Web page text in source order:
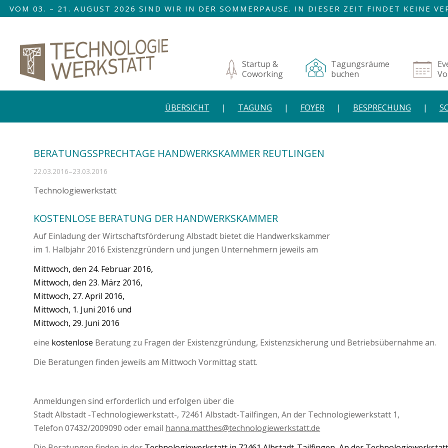
VOM 03. – 21. AUGUST 2026 SIND WIR IN DER SOMMERPAUSE. IN DIESER ZEIT FINDET KEINE
Startup &
Coworking
Tagungsräume
buchen
ÜBERSICHT TAGUNG FOYER BESPRECHUNG
BERATUNGSSPRECHTAGE HANDWERKSKAMMER REUTLINGEN
22.03.2016–23.03.2016
Technologiewerkstatt
KOSTENLOSE BERATUNG DER HANDWERKSKAMMER
Auf Einladung der Wirtschaftsförderung Albstadt bietet die Handwerkskammer
im 1. Halbjahr 2016 Existenzgründern und jungen Unternehmern jeweils am
Mittwoch, den 24. Februar 2016,
Mittwoch, den 23. März 2016,
Mittwoch, 27. April 2016,
Mittwoch, 1. Juni 2016 und
Mittwoch, 29. Juni 2016
eine kostenlose Beratung zu Fragen der Existenzgründung, Existenzsicherung und Betriebsübernahme an.
Die Beratungen finden jeweils am Mittwoch Vormittag statt.
Anmeldungen sind erforderlich und erfolgen über die
Stadt Albstadt -Technologiewerkstatt-, 72461 Albstadt-Tailfingen, An der Technologiewerkstatt 1,
Telefon 07432/2009090 oder email hanna.matthes@technologiewerkstatt.de